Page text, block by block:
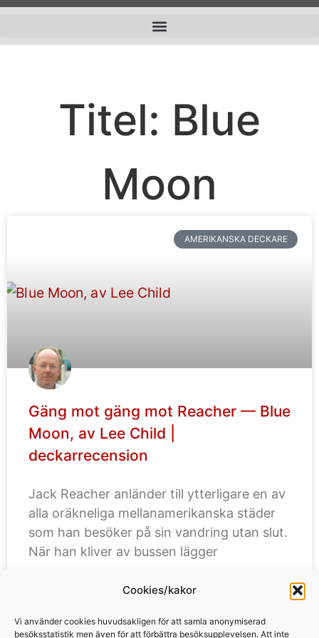
Cookies/kakor
Vi använder cookies huvudsakligen för att samla anonymiserad
besöksstatistik men även för att förbättra besöksupplevelsen. Att inte
Titel: Blue
Moon
AMERIKANSKA DECKARE
Gäng mot gäng mot Reacher — Blue
Moon, av Lee Child |
deckarrecension
Jack Reacher anländer till ytterligare en av
alla oräkneliga mellanamerikanska städer
som han besöker på sin vandring utan slut.
När han kliver av bussen lägger